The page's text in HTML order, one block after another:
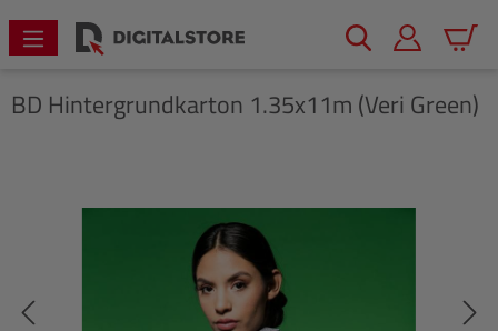
springen
BD Hintergrundkarton 1.35x11m (Veri Green)